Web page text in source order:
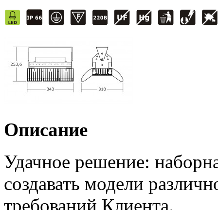
Описание
Удачное решение:
создавать модели
требований Клиента.